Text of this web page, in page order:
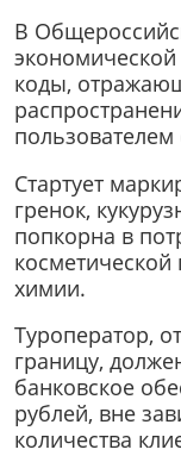
В
коды,
Стартует
гренок,
попкорна в
химии.
Туроператор,
границу,
банковское
рублей, вне
количества